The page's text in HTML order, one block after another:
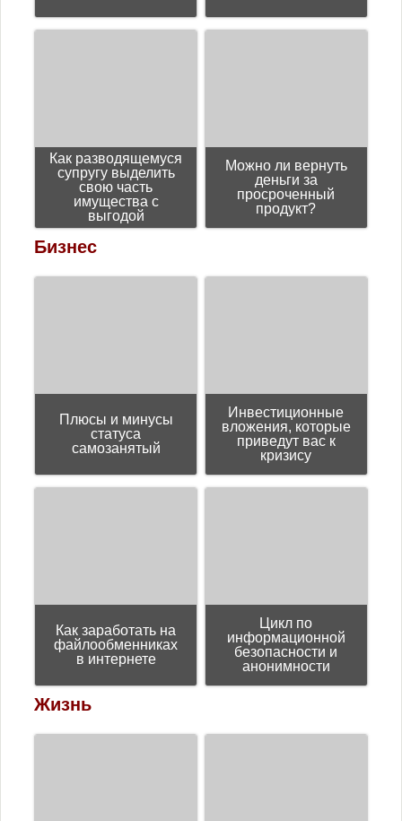
Как разводящемуся
супругу выделить
свою часть
имущества с
выгодой
Можно ли вернуть
деньги за
просроченный
продукт?
Бизнес
Плюсы и минусы
статуса
самозанятый
Инвестиционные
вложения, которые
приведут вас к
кризису
Как заработать на
файлообменниках
в интернете
Цикл пo
информационной
безопасности и
анонимности
Жизнь